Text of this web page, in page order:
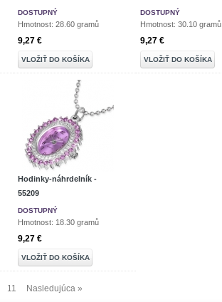
DOSTUPNÝ
Hmotnost: 28.60 gramů
9,27 €
VLOŽIŤ DO KOŠÍKA
DOSTUPNÝ
Hmotnost: 30.10 gramů
9,27 €
VLOŽIŤ DO KOŠÍKA
Hodinky-náhrdelník -
55209
DOSTUPNÝ
Hmotnost: 18.30 gramů
9,27 €
VLOŽIŤ DO KOŠÍKA
11 Nasledujúca »